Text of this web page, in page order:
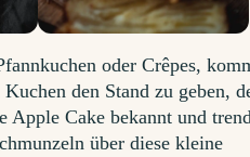
oder Crêpes,
den Stand zu geben,
Apple Cake bekannt und
über diese kleine